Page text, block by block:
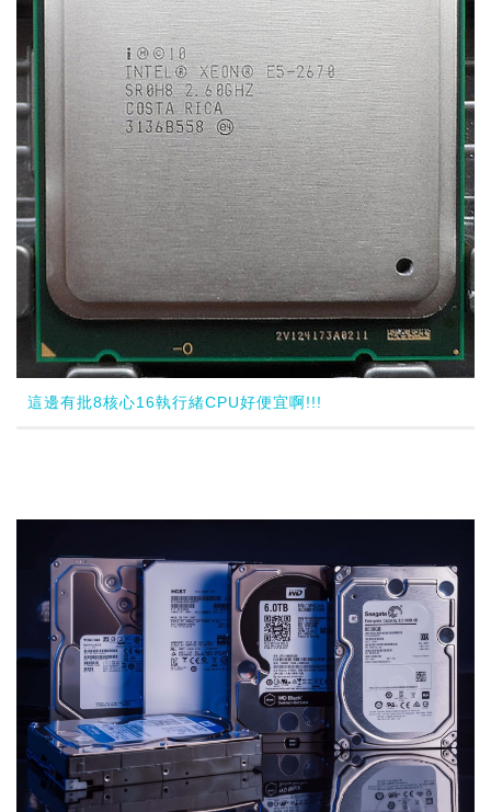
這邊有批8核心16執行緒CPU好便宜啊!!!